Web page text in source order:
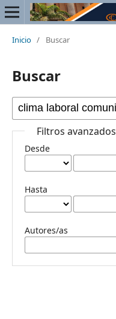
Inicio / Buscar
Buscar
Filtros avanzados
Desde
Hasta
Autores/as